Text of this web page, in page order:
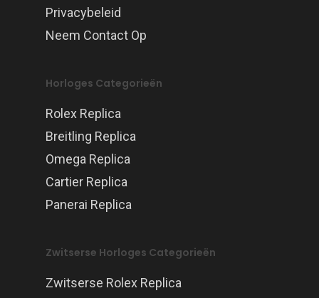
Privacybeleid
Neem Contact Op
Horloges Categorieën
Rolex Replica
Breitling Replica
Omega Replica
Cartier Replica
Panerai Replica
Zwitserse Horloges Categorieën
Zwitserse Rolex Replica